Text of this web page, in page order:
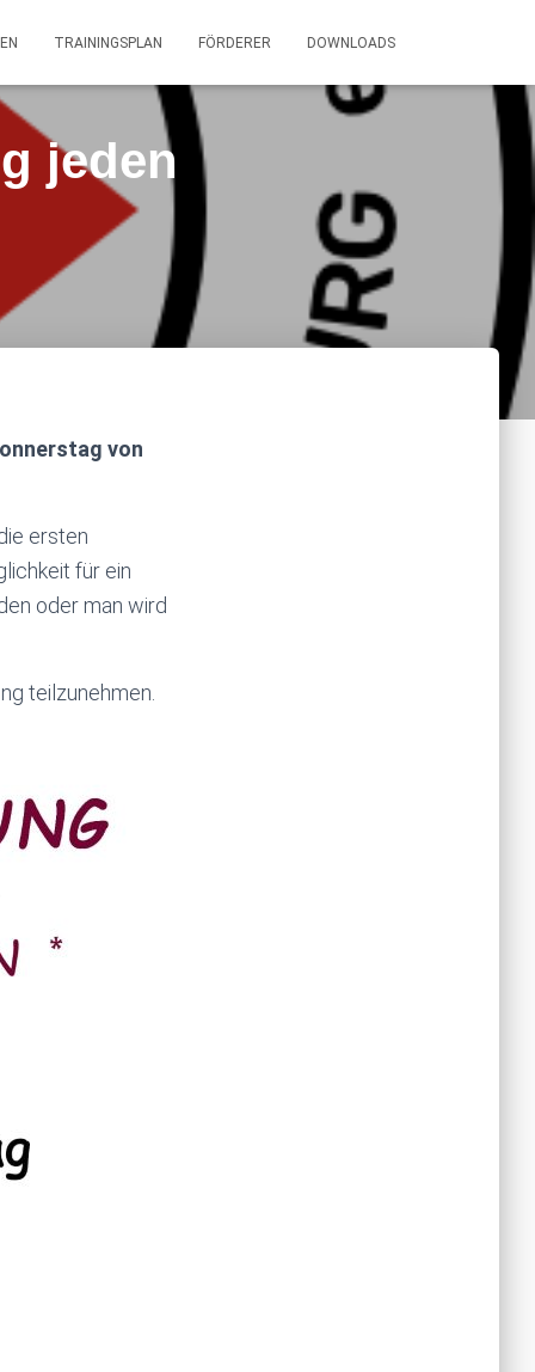
TRAININGSPLAN FÖRDERER DOWNLOADS
jeden
von
ersten
für ein
oder man wird
teilzunehmen.